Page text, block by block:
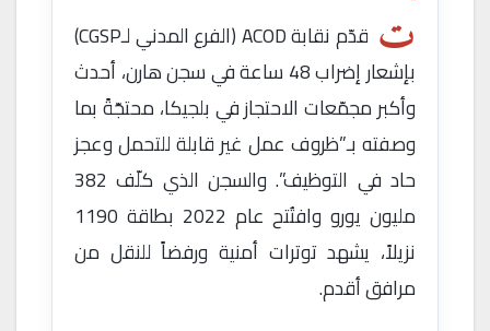
ت
قدّم نقابة ACOD (الفرع المدني لـCGSP)
بإشعار إضراب 48 ساعة في سجن هارن، أحدث
وأكبر مجمّعات الاحتجاز في بلجيكا، محتجّةً بما
وصفته بـ”ظروف عمل غير قابلة للتحمل وعجز
حاد في التوظيف”. والسجن الذي كلّف 382
مليون يورو وافتُتح عام 2022 بطاقة 1190
نزيلاً، يشهد توترات أمنية ورفضاً للنقل من
مرافق أقدم.